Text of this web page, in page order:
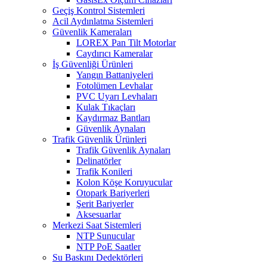
Geçiş Kontrol Sistemleri
Acil Aydınlatma Sistemleri
Güvenlik Kameraları
LOREX Pan Tilt Motorlar
Caydırıcı Kameralar
İş Güvenliği Ürünleri
Yangın Battaniyeleri
Fotolümen Levhalar
PVC Uyarı Levhaları
Kulak Tıkaçları
Kaydırmaz Bantları
Güvenlik Aynaları
Trafik Güvenlik Ürünleri
Trafik Güvenlik Aynaları
Delinatörler
Trafik Konileri
Kolon Köşe Koruyucular
Otopark Bariyerleri
Şerit Bariyerler
Aksesuarlar
Merkezi Saat Sistemleri
NTP Sunucular
NTP PoE Saatler
Su Baskını Dedektörleri